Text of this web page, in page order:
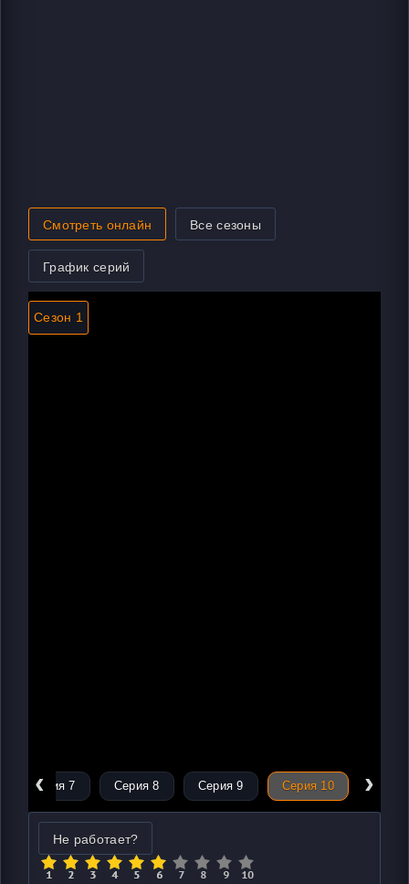
Смотреть онлайн Все сезоны
График серий
Сезон 1
‹
Серия 7 Серия 8 Серия 9 Серия 10 ›
Не работает?